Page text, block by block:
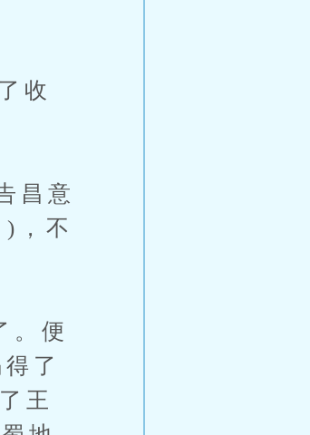
收
昌意
，不
便
了
王